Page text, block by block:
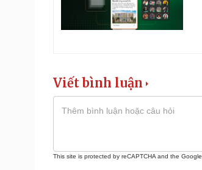
Viết bình luận
This site is protected by reCAPTCHA and the Google